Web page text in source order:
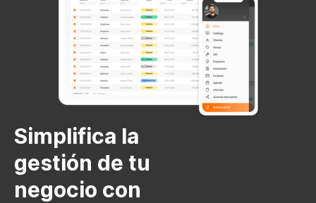
Simplifica la
gestión de tu
negocio con